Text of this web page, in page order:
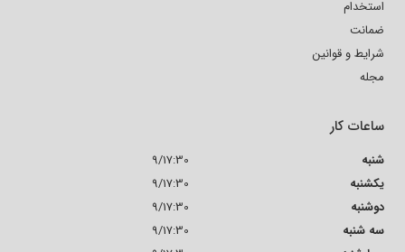
استخدام
ضمانت
شرایط و قوانین
مجله
ساعات کار
شنبه
9/17:30
یکشنبه
9/17:30
دوشنبه
9/17:30
سه شنبه
9/17:30